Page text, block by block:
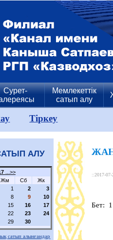
Сурет-
Мемлекеттік
сатып алу
Тіркеу
АЛУ
...>>
Жм Сб
Жк
1
2
3
8 9
10
15 16
17
22 23
24
29 30
сатып алынғандар
::2017-07-
Бет: